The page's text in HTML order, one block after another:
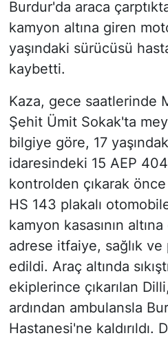
Burdur'da araca
kamyon altına giren
yaşındaki sürücüsü
kaybetti.
Kaza, gece saatlerinde
Şehit Ümit Sokak'ta
bilgiye göre, 17
idaresindeki 15 AEP
kontrolden çıkarak
HS 143 plakalı
kamyon kasasının
adrese itfaiye, sağlık
edildi. Araç altında
ekiplerince çıkarılan
ardından ambulansla
Hastanesi'ne kaldırıldı.